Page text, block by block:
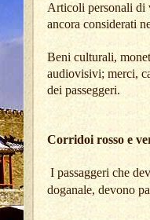
Articoli personali di
ancora considerati
Beni culturali,
audiovisivi; merci,
dei passeggeri.
Corridoi rosso e
I passaggeri che
doganale, devono